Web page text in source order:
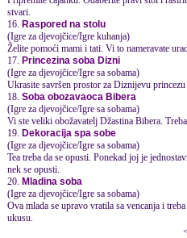
stvari.
16. Raspored na stolu
(Igre za djevojčice/Igre kuhanja)
Želite pomoći mami i tati. Vi to nameravate
17. Princezina soba Dizni
(Igre za djevojčice/Igre sa sobama)
Ukrasite savršen prostor za Diznijevu
18. Soba obozavaoca Bibera
(Igre za djevojčice/Igre sa sobama)
Vi ste veliki obožavatelj Džastina Bibera.
19. Dekoracija spa sobe
(Igre za djevojčice/Igre sa sobama)
Tea treba da se opusti. Ponekad joj je
nek se opusti.
20. Mladina soba
(Igre za djevojčice/Igre sa sobama)
Ova mlada se upravo vratila sa vencanja i
ukusu.